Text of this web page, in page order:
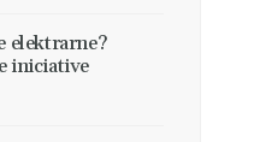
elektrarne?
iniciative